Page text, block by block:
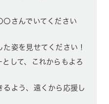
〇さんでいてください
姿を見せてください！
して、これからもよろ
よう、遠くから応援し